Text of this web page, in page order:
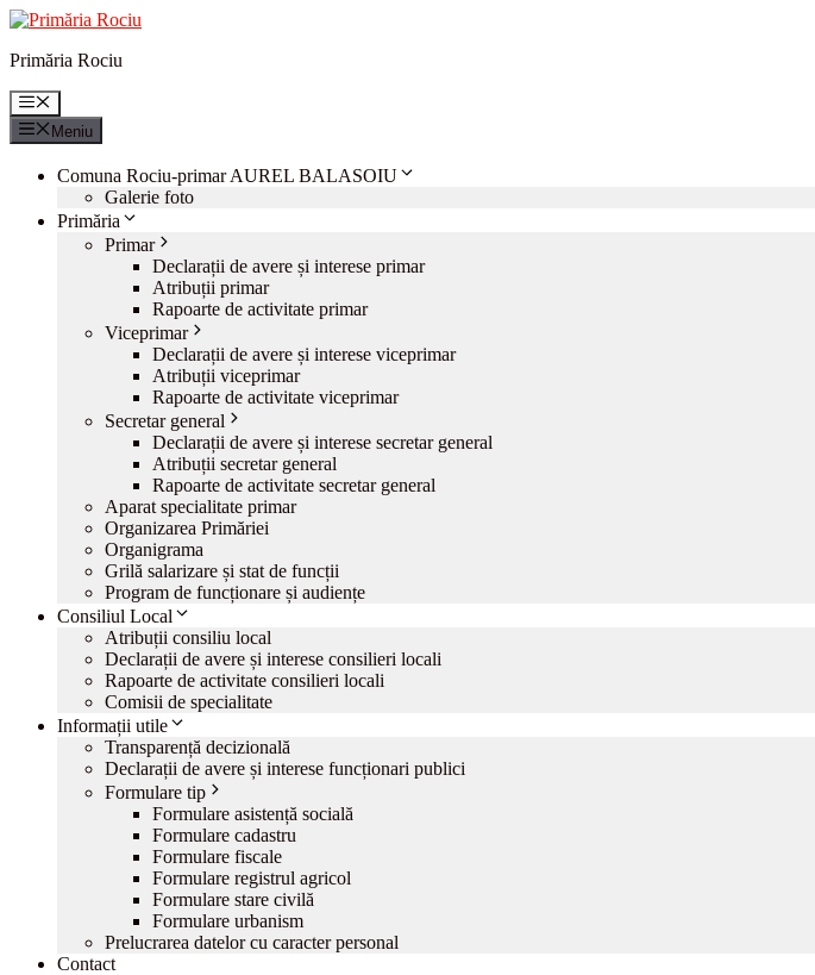
Sari
conținut
Primăria Rociu
Meniu
Meniu
Comuna Rociu-primar AUREL BALASOIU
Galerie foto
Primăria
Primar
Declarații de avere și interese primar
Atribuții primar
Rapoarte de activitate primar
Viceprimar
Declarații de avere și interese viceprimar
Atribuții viceprimar
Rapoarte de activitate viceprimar
Secretar general
Declarații de avere și interese secretar general
Atribuții secretar general
Rapoarte de activitate secretar general
Aparat specialitate primar
Organizarea Primăriei
Organigrama
Grilă salarizare și stat de funcții
Program de funcționare și audiențe
Consiliul Local
Atribuții consiliu local
Declarații de avere și interese consilieri locali
Rapoarte de activitate consilieri locali
Comisii de specialitate
Informații utile
Transparență decizională
Declarații de avere și interese funcționari publici
Formulare tip
Formulare asistență socială
Formulare cadastru
Formulare fiscale
Formulare registrul agricol
Formulare stare civilă
Formulare urbanism
Prelucrarea datelor cu caracter personal
Contact